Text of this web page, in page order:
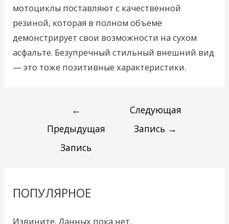
мотоциклы поставляют с качественной
резиной, которая в полном объеме
демонстрирует свои возможности на сухом
асфальте. Безупречный стильный внешний вид
— это тоже позитивные характеристики.
←
Предыдущая
Запись
Следующая
Запись →
ПОПУЛЯРНОЕ
Извините. Данных пока нет.